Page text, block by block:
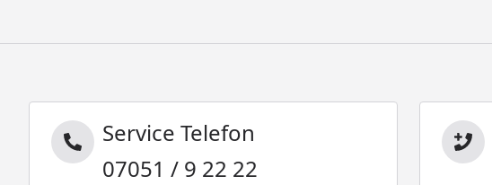
Service Telefon
07051 / 9 22 22